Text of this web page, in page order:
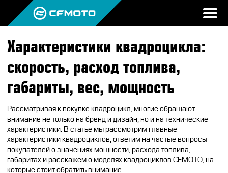
ПРОДУКЦИЯ
ЭКИПИРОВКА
АКСЕССУАРЫ
ЗАПЧАСТИ
МИР CFMOTO
ГАЛЕРЕЯ
НАШИ ПОБЕДЫ
ПУТЕШЕСТВИЯ
НОВОСТИ
ВОПРОС-ОТВЕТ
ТЕСТ-ДРАЙВ
ТЕСТ-ДРАЙВ CFMOTO
CFMOTO ЭКСПЕРТ
Характеристики квадроцикла:
скорость, расход топлива,
габариты, вес, мощность
Рассматривая к покупке квадроцикл, многие обращают
внимание не только на бренд и дизайн, но и на технические
характеристики. В статье мы рассмотрим главные
характеристики квадроциклов, ответим на частые вопросы
покупателей о значениях мощности, расхода топлива,
габаритах и расскажем о моделях квадроциклов CFMOTO, на
которые стоит обратить внимание.